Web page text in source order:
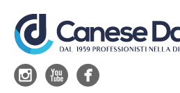
  